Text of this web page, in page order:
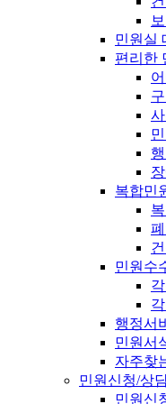
민원실
편리한
복합민
민원수
행정서
민원서
자주찾
민원신청/상
민원신